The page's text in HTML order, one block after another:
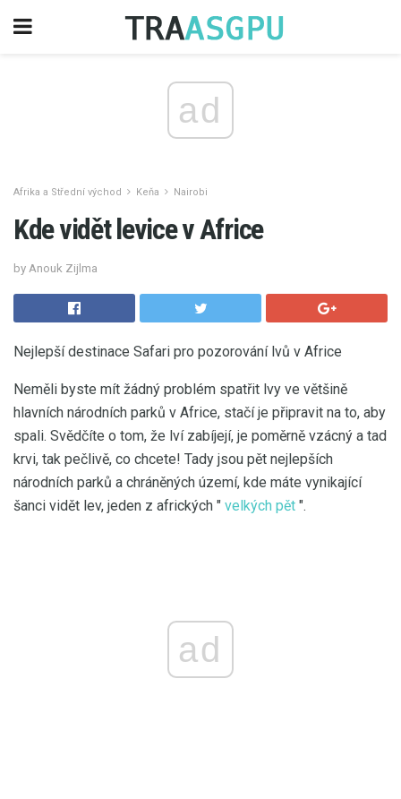
ad
Afrika a Střední východ Keňa Nairobi
Kde vidět levice v Africe
by Anouk Zijlma
Nejlepší destinace Safari pro pozorování lvů v Africe
Neměli byste mít žádný problém spatřit lvy ve většině
hlavních národních parků v Africe, stačí je připravit na to, aby
spali. Svědčíte o tom, že lví zabíjejí, je poměrně vzácný a tad
krvi, tak pečlivě, co chcete! Tady jsou pět nejlepších
národních parků a chráněných území, kde máte vynikající
šanci vidět lev, jeden z afrických " velkých pět ".
ad